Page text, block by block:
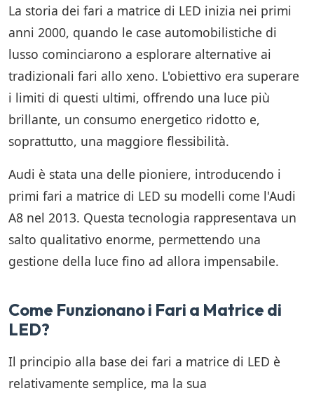
La storia dei fari a matrice di LED inizia nei primi
anni 2000, quando le case automobilistiche di
lusso cominciarono a esplorare alternative ai
tradizionali fari allo xeno. L'obiettivo era superare
i limiti di questi ultimi, offrendo una luce più
brillante, un consumo energetico ridotto e,
soprattutto, una maggiore flessibilità.
Audi è stata una delle pioniere, introducendo i
primi fari a matrice di LED su modelli come l'Audi
A8 nel 2013. Questa tecnologia rappresentava un
salto qualitativo enorme, permettendo una
gestione della luce fino ad allora impensabile.
Come Funzionano i Fari a Matrice di
LED?
Il principio alla base dei fari a matrice di LED è
relativamente semplice, ma la sua